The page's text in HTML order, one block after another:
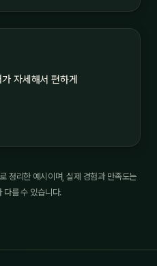
자세해서 편하게
정리한 예시이며, 실제 경험과 만족도는
다를 수 있습니다.